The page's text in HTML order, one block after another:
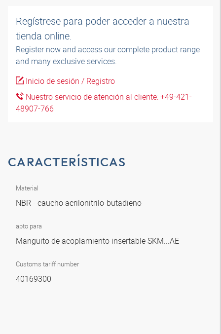
Regístrese para poder acceder a nuestra
tienda online.
Register now and access our complete product range
and many exclusive services.
Inicio de sesión / Registro
Nuestro servicio de atención al cliente: +49-421-
48907-766
CARACTERÍSTICAS
Material
NBR - caucho acrilonitrilo-butadieno
apto para
Manguito de acoplamiento insertable SKM...AE
Customs tariff number
40169300